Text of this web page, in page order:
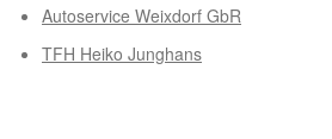
Autoservice Weixdorf GbR
TFH Heiko Junghans